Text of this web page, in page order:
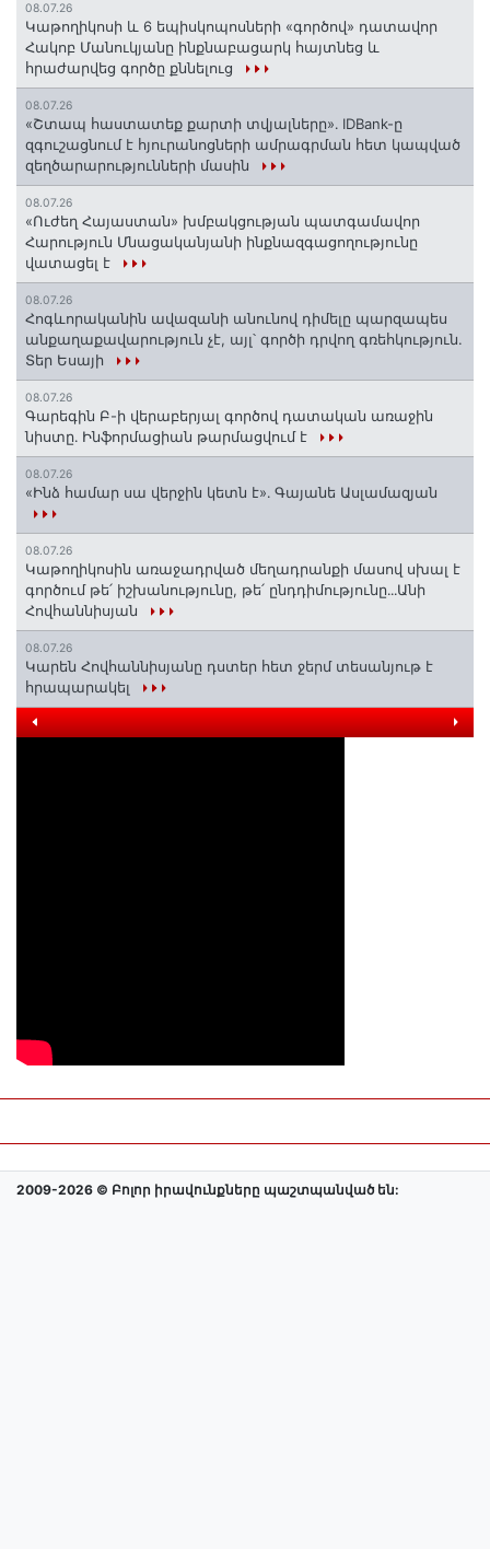
08.07.26
️Կաթողիկոսի և 6 եպիսկոպոսների «գործով» դատավոր
Հակոբ Մանուկյանը ինքնաբացարկ հայտնեց և
հրաժարվեց գործը քննելուց
08.07.26
«Շտապ հաստատեք քարտի տվյալները»․ IDBank-ը
զգուշացնում է հյուրանոցների ամրագրման հետ կապված
զեղծարարությունների մասին
08.07.26
«Ուժեղ Հայաստան» խմբակցության պատգամավոր
Հարություն Մնացականյանի ինքնազգացողությունը
վատացել է
08.07.26
Հոգևորականին ավազանի անունով դիմելը պարզապես
անքաղաքավարություն չէ, այլ՝ գործի դրվող գռեհկություն.
Տեր Եսայի
08.07.26
Գարեգին Բ-ի վերաբերյալ գործով դատական առաջին
նիստը․ Ինֆորմացիան թարմացվում է
08.07.26
«Ինձ համար սա վերջին կետն է»․ Գայանե Ասլամազյան
08.07.26
Կաթողիկոսին առաջադրված մեղադրանքի մասով սխալ է
գործում թե՛ իշխանությունը, թե՛ ընդդիմությունը․․․Անի
Հովհաննիսյան
08.07.26
Կարեն Հովհաննիսյանը դստեր հետ ջերմ տեսանյութ է
հրապարակել
2009-2026 © Բոլոր իրավունքները պաշտպանված են: